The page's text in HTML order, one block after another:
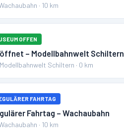
· 10 km
OFFEN
– Modellbahnwelt Schiltern
Modellbahnwelt Schiltern · 0 km
FAHRTAG
Fahrtag – Wachaubahn
· 10 km